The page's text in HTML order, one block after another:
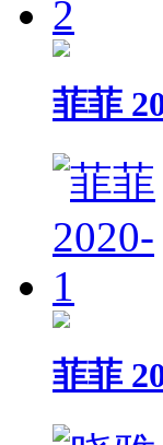
菲菲
菲菲